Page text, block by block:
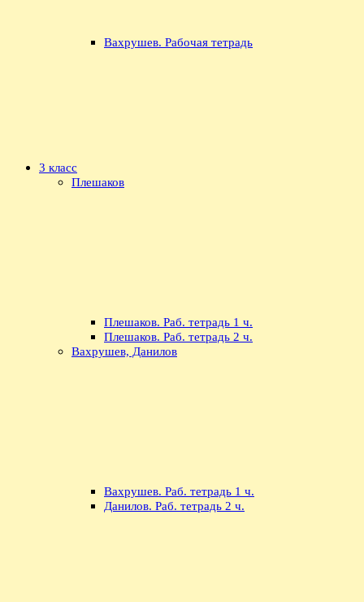
Вахрушев. Рабочая тетрадь
3 класс
Плешаков
Плешаков. Раб. тетрадь 1 ч.
Плешаков. Раб. тетрадь 2 ч.
Вахрушев, Данилов
Вахрушев. Раб. тетрадь 1 ч.
Данилов. Раб. тетрадь 2 ч.